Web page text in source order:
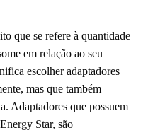
que se refere à quantidade
em relação ao seu
escolher adaptadores
mas que também
Adaptadores que possuem
Star, são